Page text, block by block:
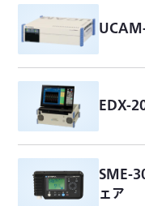
EDX-
SME-
ェア